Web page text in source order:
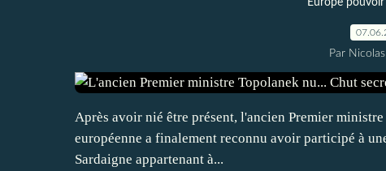
Europe
Par
Après avoir nié être présent, l'ancien Premier
européenne a finalement reconnu avoir participé à
Sardaigne appartenant à...